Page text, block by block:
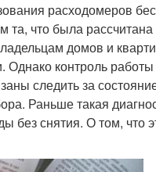
расходомеров
та, что была
домов и
контроль работы
следить за
Раньше такая
без снятия. О том, что